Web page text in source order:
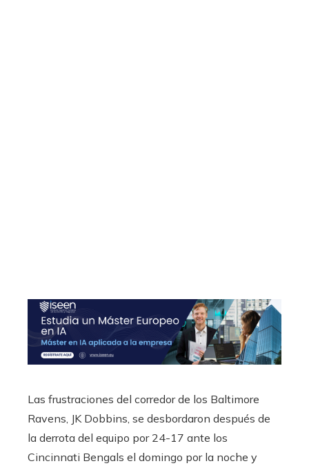
Las frustraciones del corredor de los Baltimore
Ravens, JK Dobbins, se desbordaron después de
la derrota del equipo por 24-17 ante los
Cincinnati Bengals el domingo por la noche y